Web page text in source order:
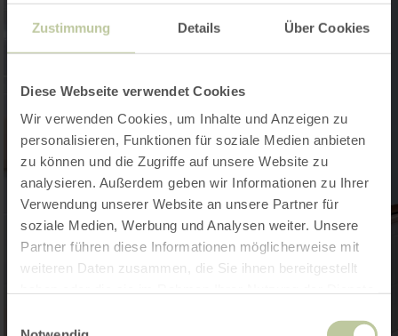
Zustimmung Details Über Cookies
Diese Webseite verwendet Cookies
Wir verwenden Cookies, um Inhalte und Anzeigen zu
personalisieren, Funktionen für soziale Medien anbieten
zu können und die Zugriffe auf unsere Website zu
analysieren. Außerdem geben wir Informationen zu Ihrer
Verwendung unserer Website an unsere Partner für
soziale Medien, Werbung und Analysen weiter. Unsere
Partner führen diese Informationen möglicherweise mit
weiteren Daten zusammen, die Sie ihnen bereitgestellt